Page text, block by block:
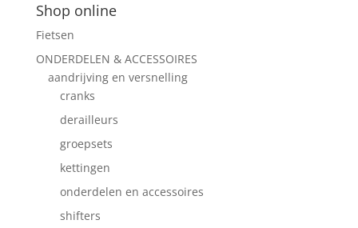
Shop online
Fietsen
ONDERDELEN & ACCESSOIRES
aandrijving en versnelling
cranks
derailleurs
groepsets
kettingen
onderdelen en accessoires
shifters